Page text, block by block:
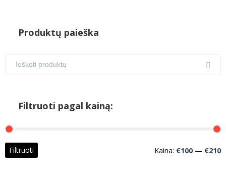
Produktų paieška
Filtruoti pagal kainą:
Filtruoti Kaina: €100 — €210